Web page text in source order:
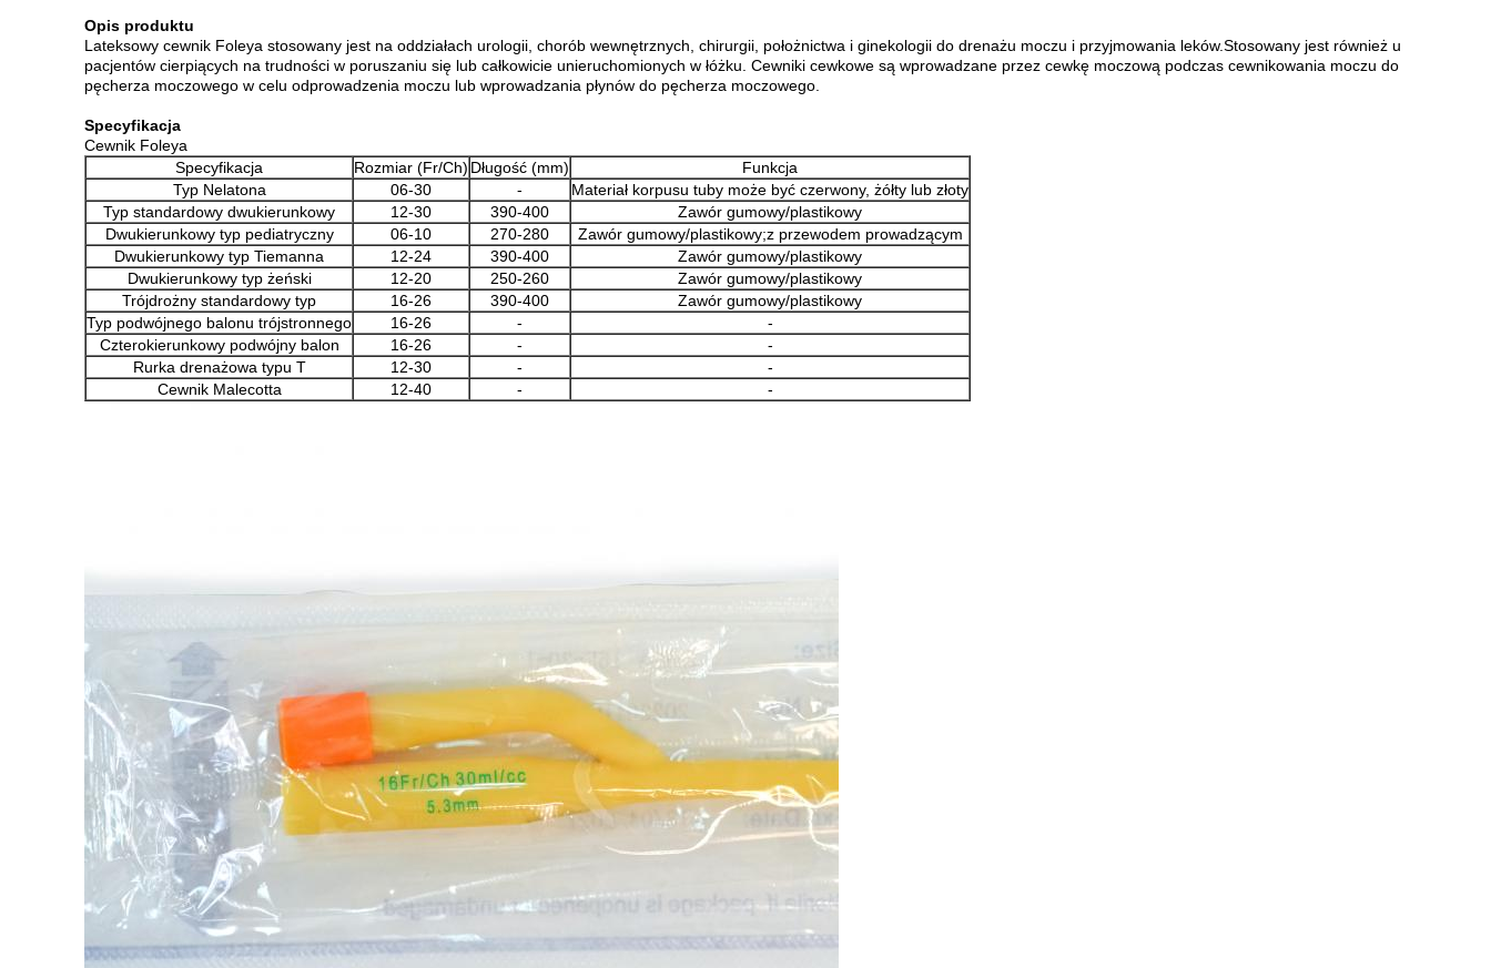
Opis produktu
Lateksowy cewnik Foleya stosowany jest na oddziałach urologii, chorób wewnętrznych, chirurgii, położnictwa i ginekologii do drenażu moczu i przyjmowania leków.Stosowany jest również u
pacjentów cierpiących na trudności w poruszaniu się lub całkowicie unieruchomionych w łóżku. Cewniki cewkowe są wprowadzane przez cewkę moczową podczas cewnikowania moczu do
pęcherza moczowego w celu odprowadzenia moczu lub wprowadzania płynów do pęcherza moczowego.
Specyfikacja
Cewnik Foleya
Specyfikacja
Rozmiar (Fr/Ch) Długość (mm)
Funkcja
Typ Nelatona
06-30 -
Materiał korpusu tuby może być czerwony, żółty lub złoty
Typ standardowy dwukierunkowy
12-30 390-400
Zawór gumowy/plastikowy
Dwukierunkowy typ pediatryczny
06-10 270-280
Zawór gumowy/plastikowy;z przewodem prowadzącym
Dwukierunkowy typ Tiemanna
12-24 390-400
Zawór gumowy/plastikowy
Dwukierunkowy typ żeński
12-20 250-260
Zawór gumowy/plastikowy
Trójdrożny standardowy typ
16-26 390-400
Zawór gumowy/plastikowy
Typ podwójnego balonu trójstronnego
16-26 -
-
Czterokierunkowy podwójny balon
16-26 -
-
Rurka drenażowa typu T
12-30 -
-
Cewnik Malecotta
12-40 - -